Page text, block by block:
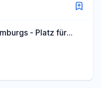
- Platz für